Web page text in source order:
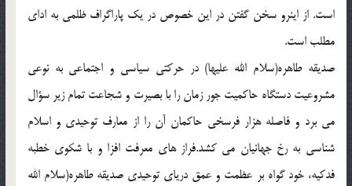
است. از اینرو سخن گفتن در این خصوص در یک پاراگراف ظلمی به ادای
مطلب است.
صدیقه طاهره(سلام الله علیها) در حرکتی سیاسی و اجتماعی به نوعی
مشروعیت دستگاه حاکمیت جور زمان را با بصیرت و شجاعت تمام زیر سؤال
می برد و فاصله هزار فرسخی حاکمان آن را از معارف توحیدی و اسلام
شناسی به رخ جهانیان می کشد.فراز های معرفت افزا و با شکوی خطبه
فدکیه، خود گواه بر عظمت و عمق دریای توحیدی صدیقه طاهره(سلام الله